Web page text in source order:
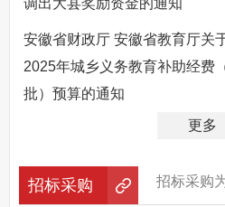
安徽省财政厅 安徽省教育厅关
2025年城乡义务教育补助经费
批）预算的通知
更多
招标采购 招标采购